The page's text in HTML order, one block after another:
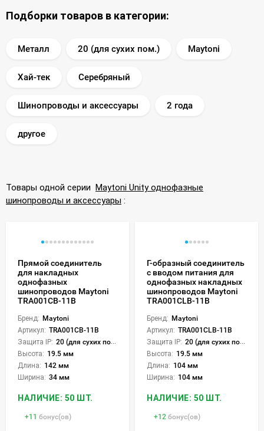
Подборки товаров в категории:
Металл 20 (для сухих пом.) Maytoni
Хай-тек Серебряный
Шинопроводы и аксессуары 2 года
другое
Товары одной серии Maytoni Unity однофазные
шинопроводы и аксессуары :
Прямой соединитель
для накладных
однофазных
шинопроводов Maytoni
TRA001CB-11B
Бренд: Maytoni
Артикул: TRA001CB-11B
Защита IP: 20 (для сухих пом.)
Высота: 19.5 мм
Длина: 142 мм
Ширина: 34 мм
НАЛИЧИЕ: 50 ШТ.
+11 бонус(ов)
Г-образный соединитель
с вводом питания для
однофазных накладных
шинопроводов Maytoni
TRA001CLB-11B
Бренд: Maytoni
Артикул: TRA001CLB-11B
Защита IP: 20 (для сухих пом.)
Высота: 19.5 мм
Длина: 104 мм
Ширина: 104 мм
НАЛИЧИЕ: 50 ШТ.
+12 бонус(ов)